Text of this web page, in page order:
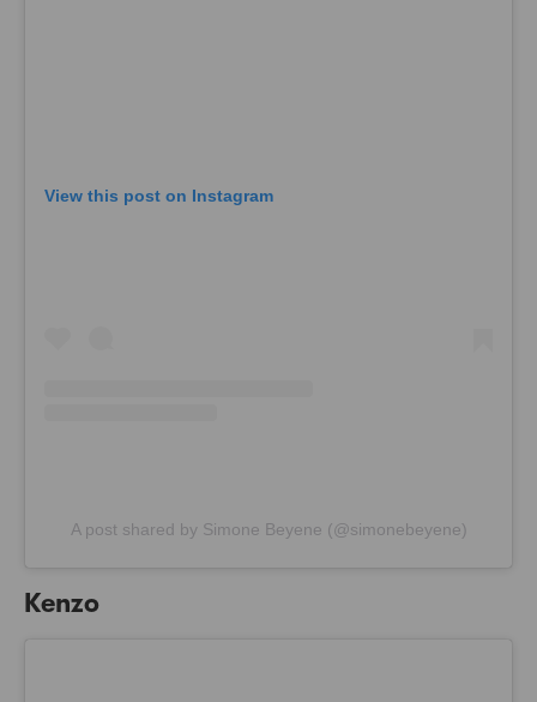
View this post on Instagram
A post shared by Simone Beyene (@simonebeyene)
Kenzo